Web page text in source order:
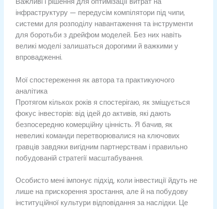
Важливі і рішення для оптимізації витрат на
інфраструктуру — передусім компілятори під чипи,
системи для розподілу навантаження та інструменти
для боротьби з дрейфом моделей. Без них навіть
великі моделі залишаться дорогими й важкими у
впровадженні.
Мої спостереження як автора та практикуючого
аналітика
Протягом кількох років я спостерігаю, як зміщується
фокус інвесторів: від ідей до активів, які дають
безпосередню комерційну цінність. Я бачив, як
невеликі команди перетворювалися на ключових
гравців завдяки вигідним партнерствам і правильно
побудованій стратегії масштабування.
Особисто мені імпонує підхід, коли інвестиції йдуть не
лише на прискорення зростання, але й на побудову
інституційної культури відповідання за наслідки. Це